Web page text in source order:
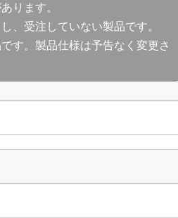
ります。
、受注していない製品です。
す。製品仕様は予告なく変更さ